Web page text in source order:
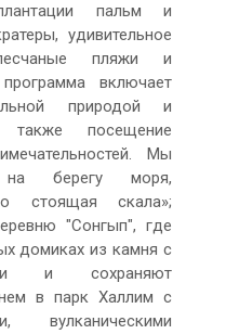
пальм и
удивительное
пляжи и
включает
природой и
также посещение
Мы
берегу моря,
стоящая скала»;
"Сонгып", где
домиках из камня с
и сохраняют
в парк Халлим с
вулканическими